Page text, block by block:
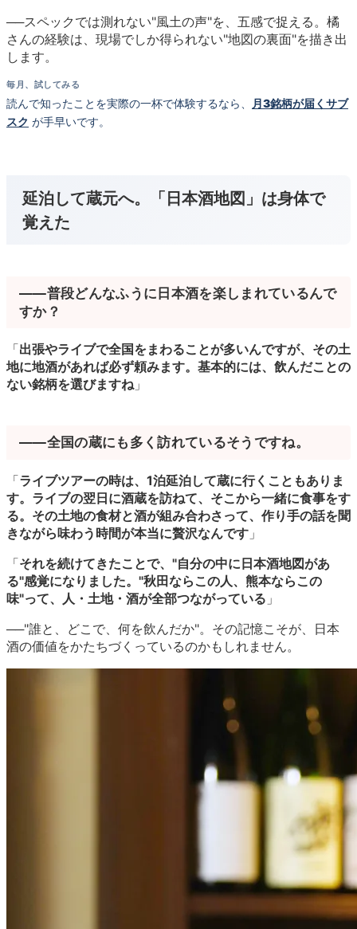
──スペックでは測れない"風土の声"を、五感で捉える。橘
さんの経験は、現場でしか得られない"地図の裏面"を描き出
します。
毎月、試してみる
読んで知ったことを実際の一杯で体験するなら、
月3銘柄が届くサブ
スク が手早いです。
延泊して蔵元へ。「日本酒地図」は身体で
覚えた
――普段どんなふうに日本酒を楽しまれているんで
すか？
「出張やライブで全国をまわることが多いんですが、その土
地に地酒があれば必ず頼みます。基本的には、飲んだことの
ない銘柄を選びますね」
――全国の蔵にも多く訪れているそうですね。
「ライブツアーの時は、1泊延泊して蔵に行くこともありま
す。ライブの翌日に酒蔵を訪ねて、そこから一緒に食事をす
る。その土地の食材と酒が組み合わさって、作り手の話を聞
きながら味わう時間が本当に贅沢なんです 」
「それを続けてきたことで、"自分の中に日本酒地図があ
る"感覚になりました。"秋田ならこの人、熊本ならこの
味"って、人・土地・酒が全部つながっている 」
──"誰と、どこで、何を飲んだか"。その記憶こそが、日本
酒の価値をかたちづくっているのかもしれません。